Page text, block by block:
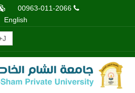
00963-011-2066
English